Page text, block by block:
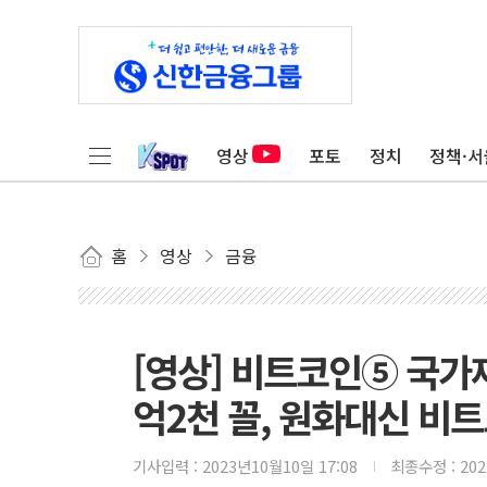
영상 포토 정치 정책·
홈 영상 금융
[영상] 비트코인⑤ 국가
억2천 꼴, 원화대신 비
기사입력 : 2023년10월10일 17:08 최종수정 :